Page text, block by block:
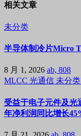
相关文章
未分类
半导体制冷片Micro
8 月 1, 2026 ab, 808
MLCC 光通信 未分类
受益于电子元件及光
年净利润同比增长